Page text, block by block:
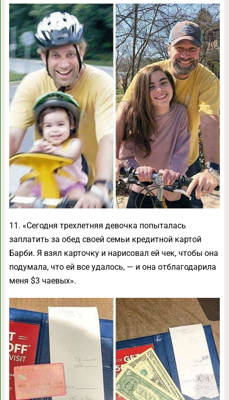
11. «Сегодня трехлетняя девочка попыталась
заплатить за обед своей семьи кредитной картой
Барби. Я взял карточку и нарисовал ей чек, чтобы она
подумала, что ей все удалось, — и она отблагодарила
меня $3 чаевых».